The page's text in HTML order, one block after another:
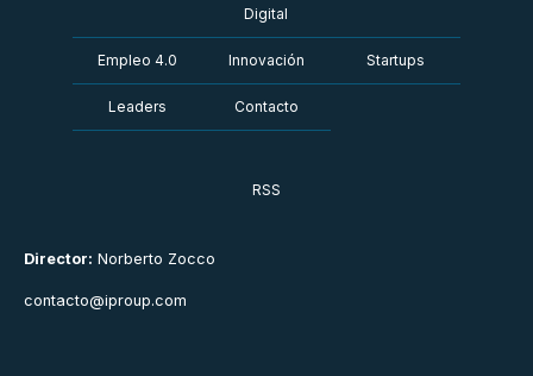
Director: Norberto Zocco
contacto@iproup.com
Digital
Empleo 4.0 Innovación Startups
Leaders Contacto
RSS